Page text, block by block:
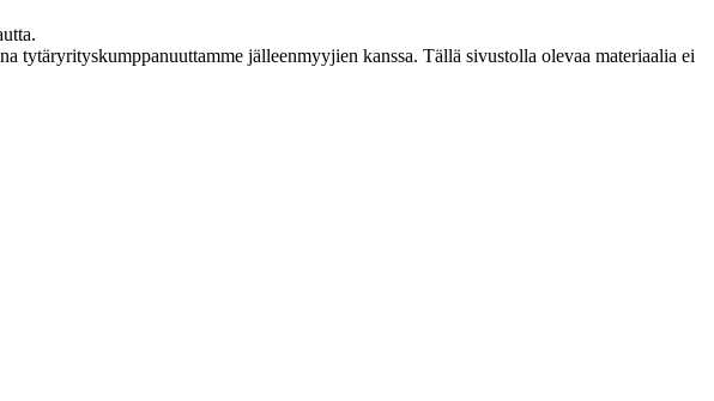
tytäryrityskumppanuuttamme jälleenmyyjien kanssa. Tällä sivustolla olevaa materiaalia ei